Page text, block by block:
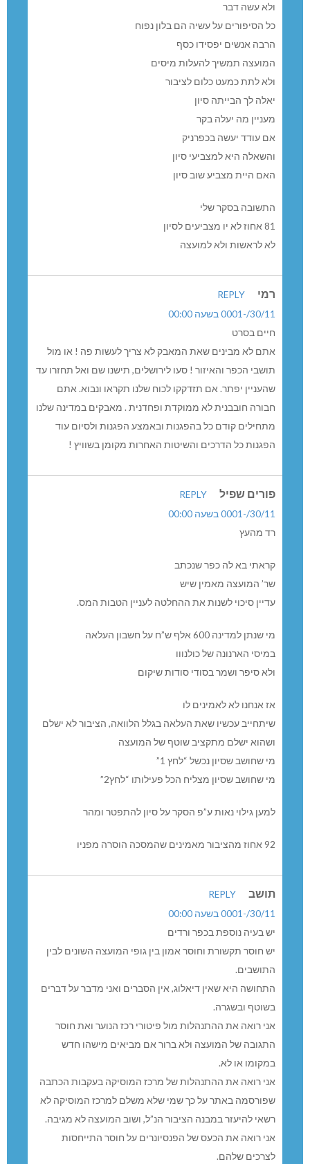
ולא עשה דבר
כל הסיפורים על עשיה הם בלון נפוח
הרבה אנשים יפסידו כסף
המועצה תמשיך להעלות מיסים
ולא לתת כמעט כלום לציבור
יאלה לך הבייתה סיון
מעניין מה יעלה בקר
אם עודד יעשה בכפרניק
והשאלה היא למצביעי סיון
האם היית מצביע שוב סיון
התשובה בסקר שלי
81 אחוז לא יו מצביעים לסיון
לא לראשות ולא למועצה
רמי
REPLY
30/11/-0001 בשעה 00:00
חיים בסרט
אתם לא מבינים שאת המאבק לא צריך לעשות פה ! או מול
תושבי הכפר והאיזור ! סעו לירושלים, תישנו שם ואל תחזרו עד
שהעניין יפתר. אם תזדקקו לכוח שלנו תקראו ונבוא. אתם
חבורה חובבנית לא ממוקדת ופחדנית . מאבקים במדינה שלנו
מתחילים קודם כל בהפגנות ובאמצע הפגנות ולסיום עוד
הפגנות כל הדרכים והשיטות האחרות מקומן בשוויץ !
פורים שפיל
REPLY
30/11/-0001 בשעה 00:00
רד מהעץ
קראתי בא לה כפר שנכתב
שר’ המועצה מאמין שיש
עדיין סיכוי לשנות את ההחלטה לעניין הטבות המס.
מי שנתן למדינה 600 אלף ש”ח על חשבון העלאה
במיסי הארנונה של כולנווו
ולא סיפר ושמר בסודי סודות שיקום
אז אנחנו לא לאמינים לו
שיתחייב עכשיו שאת העלאה בגלל הלוואה, הציבור לא ישלם
ושהוא ישלם מתקציב שוטף של המועצה
מי שחושב שסיון נכשל “לחץ 1”
מי שחושב שסיון מצליח הכל פעילותו “לחץ2”
למען גילוי נאות ע”פ הסקר על סיון להתפטר ומהר
92 אחוז מהציבור מאמינים שהמסכה הוסרה מפניו
תושב
REPLY
30/11/-0001 בשעה 00:00
יש בעיה נוספת בכפר ורדים
יש חוסר תקשורת וחוסר אמון בין גופי המועצה השונים לבין
התושבים.
התחושה היא שאין דיאלוג, אין הסברים ואני מדבר על דברים
בשוטף ובשגרה.
אני רואה את ההתנהלות מול פיטורי רכז הנוער ואת חוסר
התגובה של המועצה ולא ברור אם מביאים מישהו חדש
במקומו או לא.
אני רואה את ההתנהלות של מרכז המוסיקה בעקבות הכתבה
שפורסמה באתר על כך שמי שלא משלם למרכז המוסיקה לא
רשאי להיעזר במבנה הציבור הנ”ל, ושוב המועצה לא מגיבה.
אני רואה את הכעס של הפנסיונרים על חוסר התייחסות
לצרכים שלהם.